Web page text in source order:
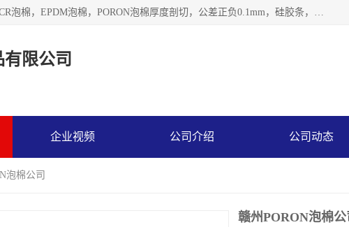
深圳市利源胶粘制品有限公司专业生产，井上泡棉，CR泡棉，EPDM泡棉，PORON泡棉厚度剖切，公差正负0.1mm，硅胶条，脚垫，异形一次成型，雕刻EVA海绵；包装材料:精密仪器、医疗器具、运输时缓冲、防震材料。建筑:住房装潢材料、房屋门窗密封；轻便、强韧性：轻便并且具有较强的韧性，良好的耐油性与耐溶剂性。隔热性：导热性低具有优越的保温性，具有的回弹性。
限公司
企业视频 公司介绍 公司动态
泡棉公司
赣州PORON泡棉公